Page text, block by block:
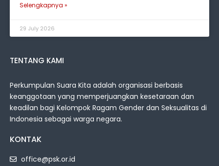
Selengkapnya »
29 July 2026
TENTANG KAMI
Perkumpulan Suara Kita adalah organisasi berbasis
keanggotaan yang memperjuangkan kesetaraan dan
keadilan bagi Kelompok Ragam Gender dan Seksualitas di
Indonesia sebagai warga negara.
KONTAK
office@psk.or.id